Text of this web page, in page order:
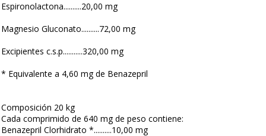
Espironolactona..........20,00 mg
Magnesio Gluconato..........72,00 mg
Excipientes c.s.p...........320,00 mg
* Equivalente a 4,60 mg de Benazepril
Composición 20 kg
Cada comprimido de 640 mg de peso contiene:
Benazepril Clorhidrato *..........10,00 mg